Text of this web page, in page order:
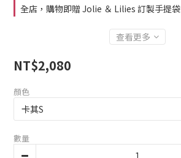
全店，購物即贈 Jolie ＆ Lilies 訂製手提袋
查看更多
NT$2,080
顏色
數量